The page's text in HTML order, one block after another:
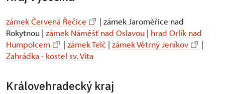
zámek Červená Řečice
| zámek Jaroměřice nad
Rokytnou | zámek Náměšť nad Oslavou | hrad Orlík nad
Humpolcem
| zámek Telč | zámek Větrný Jeníkov
|
Zahrádka - kostel sv. Víta
Královehradecký kraj